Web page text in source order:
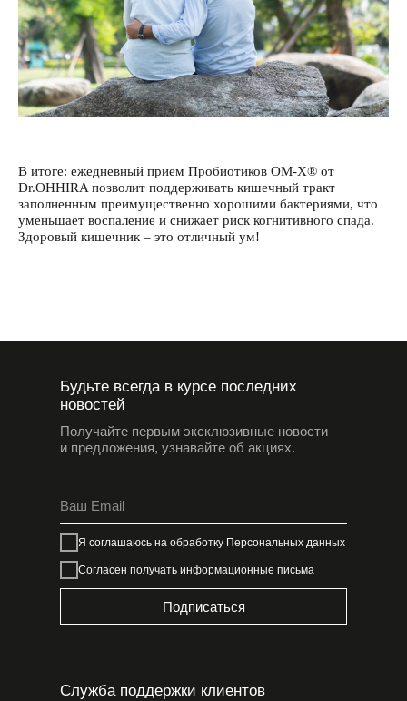
В итоге: ежедневный прием Пробиотиков ОМ-Х® от
Dr.OHHIRA позволит поддерживать кишечный тракт
заполненным преимущественно хорошими бактериями, что
уменьшает воспаление и снижает риск когнитивного спада.
Здоровый кишечник – это отличный ум!
Будьте всегда в курсе последних
новостей
Получайте первым эксклюзивные новости
и предложения, узнавайте об акциях.
Служба поддержки клиентов
Я соглашаюсь на обработку Персональных данных
Согласен получать информационные письма
Подписаться